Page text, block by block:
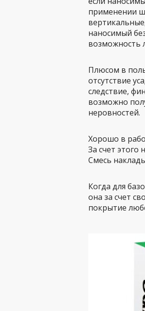
применении
наносимый
возможность
Плюсом в
отсутствие
следствие,
возможно
неровностей.
Хорошо в
За счет
Смесь
Когда для
она за счет
покрытие